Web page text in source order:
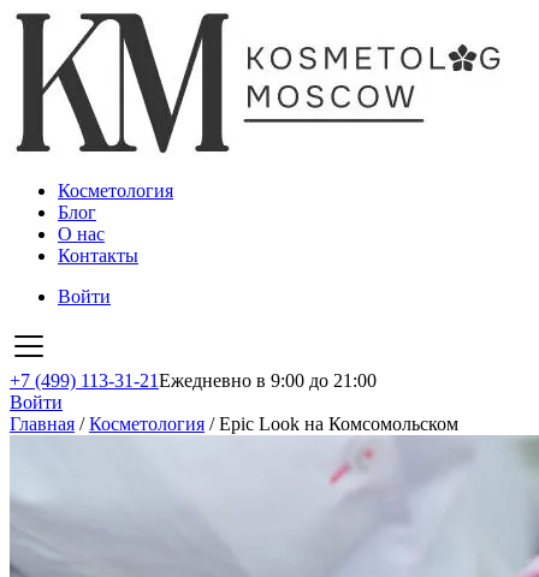
Косметология
Блог
О нас
Контакты
Войти
+7 (499) 113-31-21Ежедневно в 9:00 до 21:00
Войти
Главная /Косметология /Epic Look на Комсомольском